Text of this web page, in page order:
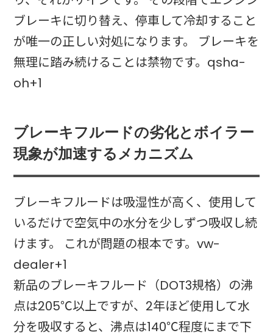
ブレーキに切り替え、停車して冷却すること
が唯一の正しい対処になります。 ブレーキを
無理に踏み続けることは禁物です。qsha-
oh+1
ブレーキフルードの劣化とボイラー
現象が加速するメカニズム
ブレーキフルードは吸湿性が高く、使用して
いるだけで空気中の水分を少しずつ吸収し続
けます。 これが問題の根本です。vw-
dealer+1
新品のブレーキフルード（DOT3規格）の沸
点は205℃以上ですが、2年ほど使用して水
分を吸収すると、沸点は140℃程度にまで下